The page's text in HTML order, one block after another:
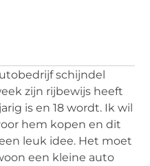
schijndel
zijn rijbewijs heeft
is en 18 wordt. Ik wil
hem kopen en dit
leuk idee. Het moet
een kleine auto